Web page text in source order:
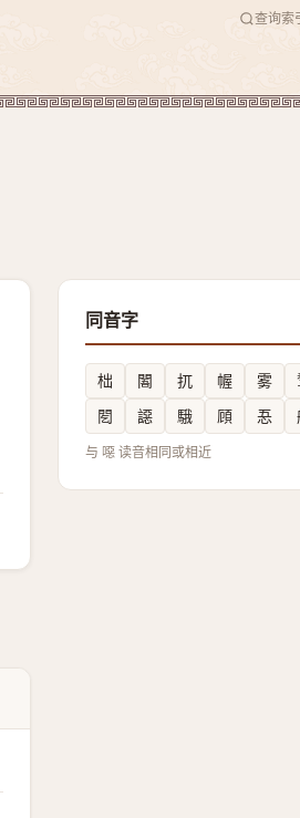
查询索
同音字
柮 䦜 扤 幄 雾
䦍
䜑 騀 頋 忢
与 噁 读音相同或相近